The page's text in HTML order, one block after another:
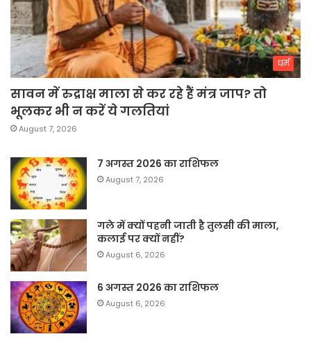
धर्म
सावन में रुद्राक्ष माला से कर रहे हैं मंत्र जाप? तो
भूलकर भी न करें ये गलतियां
August 7, 2026
7 अगस्त 2026 का राशिफल
August 7, 2026
गले में क्यों पहनी जाती है तुलसी की माला,
कलाई पर क्यों नहीं?
August 6, 2026
6 अगस्त 2026 का राशिफल
August 6, 2026